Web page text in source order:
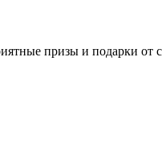
призы и подарки от